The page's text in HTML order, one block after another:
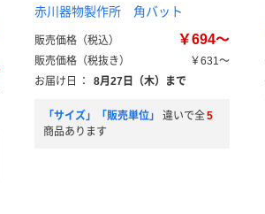
赤川器物製作所 角バット
販売価格（税込） ￥694～
販売価格（税抜き）
￥631～
お届け日
： 8月27日（木）まで
「サイズ」「販売単位」 違いで全5
商品あります